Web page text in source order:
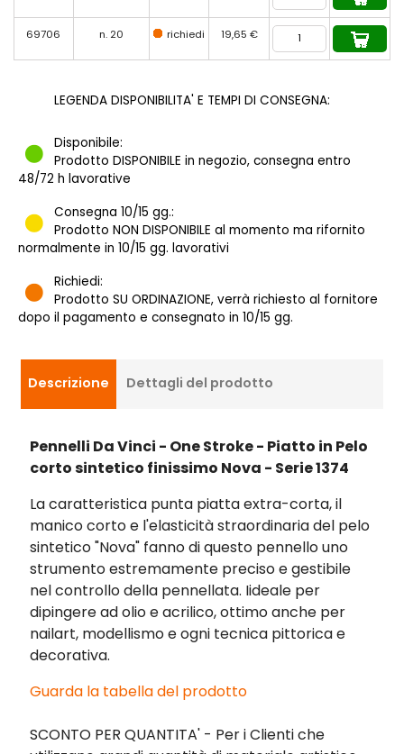
69706 n. 20 richiedi 19,65 €
LEGENDA DISPONIBILITA' E TEMPI DI CONSEGNA:
Disponibile:
Prodotto DISPONIBILE in negozio, consegna entro
48/72 h lavorative
Consegna 10/15 gg.:
Prodotto NON DISPONIBILE al momento ma rifornito
normalmente in 10/15 gg. lavorativi
Richiedi:
Prodotto SU ORDINAZIONE, verrà richiesto al fornitore
dopo il pagamento e consegnato in 10/15 gg.
Descrizione Dettagli del prodotto
Pennelli Da Vinci - One Stroke - Piatto in Pelo
corto sintetico finissimo Nova - Serie 1374
La caratteristica punta piatta extra-corta, il
manico corto e l'elasticità straordinaria del pelo
sintetico "Nova" fanno di questo pennello uno
strumento estremamente preciso e gestibile
nel controllo della pennellata. Iideale per
dipingere ad olio e acrilico, ottimo anche per
nailart, modellismo e ogni tecnica pittorica e
decorativa.
Guarda la tabella del prodotto
SCONTO PER QUANTITA' - Per i Clienti che